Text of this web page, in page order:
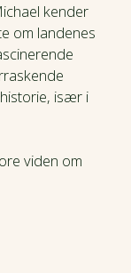
kender
om landenes
især i
viden om